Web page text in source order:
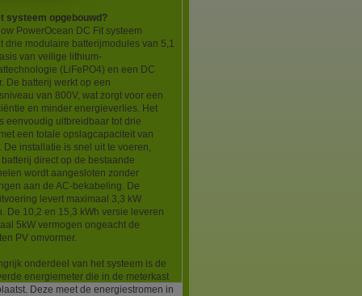
systeem opgebouwd?
PowerOcean DC Fit systeem
drie modulaire batterijmodules van 5,1
van veilige lithium-
(LiFePO4) en een DC
De batterij werkt op een
van 800V, wat zorgt voor een
en minder energieverlies. Het
eenvoudig uitbreidbaar tot drie
een totale opslagcapaciteit van
De installatie is snel uit te voeren,
direct op de bestaande
wordt aangesloten zonder
aan de AC-bekabeling. De
levert maximaal 3,3 kW
De 10,2 en 15,3 kWh versie leveren
5kW vermogen ongeacht de
PV omvormer.
onderdeel van het systeem is de
energiemeter die in de meterkast
Deze meet de energiestromen in